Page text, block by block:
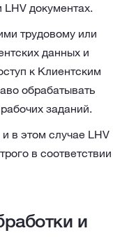
документах.
трудовому или
данных и
к Клиентским
обрабатывать
заданий.
в этом случае LHV
в соответствии
и